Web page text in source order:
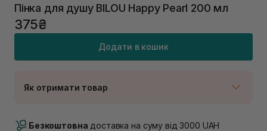
Пінка для душу BILOU Happy Pearl 200 мл
375₴
Додати в кошик
Як отримати товар
Немає в наявності!
Безкоштовна доставка на суму від 3000 UAH